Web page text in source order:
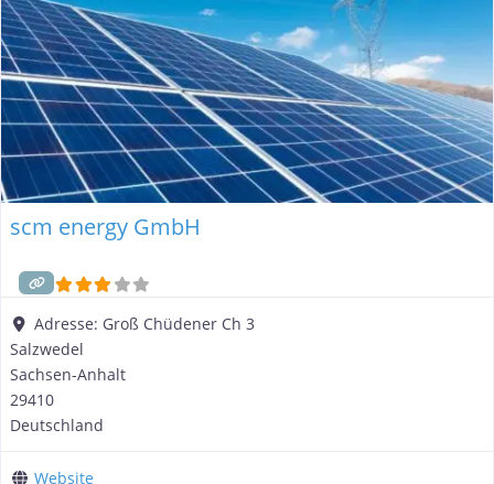
scm energy GmbH
Adresse: Groß Chüdener Ch 3
Salzwedel
Sachsen-Anhalt
29410
Deutschland
Website